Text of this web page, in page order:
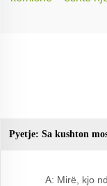
Pyetje: Sa kushton
A: Mirë, kjo